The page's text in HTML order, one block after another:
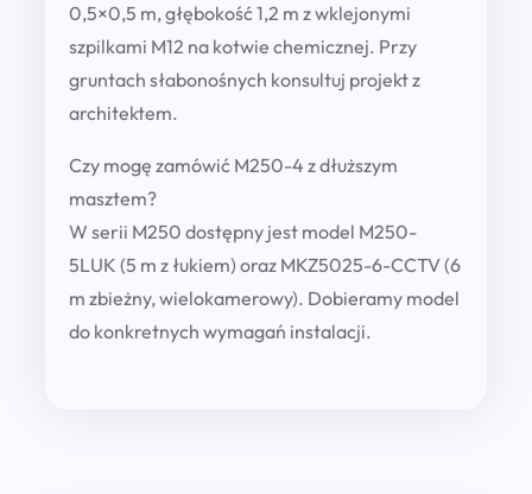
0,5×0,5 m, głębokość 1,2 m z wklejonymi
szpilkami M12 na kotwie chemicznej. Przy
gruntach słabonośnych konsultuj projekt z
architektem.
Czy mogę zamówić M250-4 z dłuższym
masztem?
W serii M250 dostępny jest model M250-
5LUK (5 m z łukiem) oraz MKZ5025-6-CCTV (6
m zbieżny, wielokamerowy). Dobieramy model
do konkretnych wymagań instalacji.